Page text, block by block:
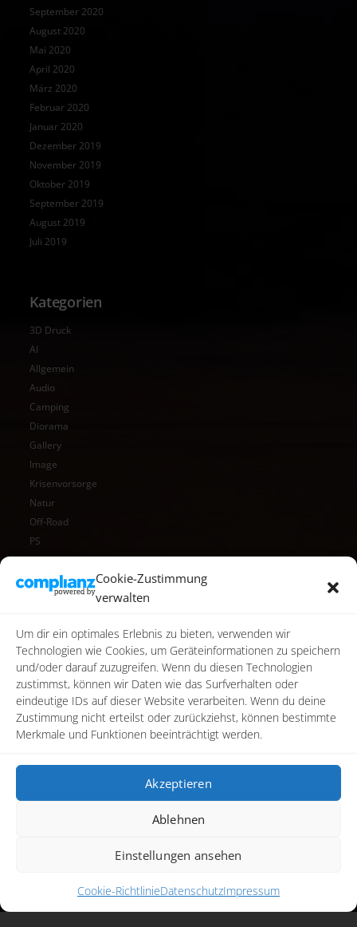
Cookie-Zustimmung
verwalten
Um dir ein optimales Erlebnis zu bieten, verwenden wir
Technologien wie Cookies, um Geräteinformationen zu speichern
und/oder darauf zuzugreifen. Wenn du diesen Technologien
zustimmst, können wir Daten wie das Surfverhalten oder
eindeutige IDs auf dieser Website verarbeiten. Wenn du deine
Zustimmung nicht erteilst oder zurückziehst, können bestimmte
Merkmale und Funktionen beeinträchtigt werden.
Akzeptieren
Ablehnen
Einstellungen ansehen
Cookie-RichtlinieDatenschutzImpressum
September 2020
August 2020
Mai 2020
April 2020
März 2020
Februar 2020
Januar 2020
Dezember 2019
November 2019
Oktober 2019
September 2019
August 2019
Juli 2019
Kategorien
3D Druck
AI
Allgemein
Audio
Camping
Diorama
Gallery
Image
Krisenvorsorge
Natur
Off-Road
PS
Reise
Reisen
Star Wars
Video
Copyright ©2026
Alle Rechte vorbehalten